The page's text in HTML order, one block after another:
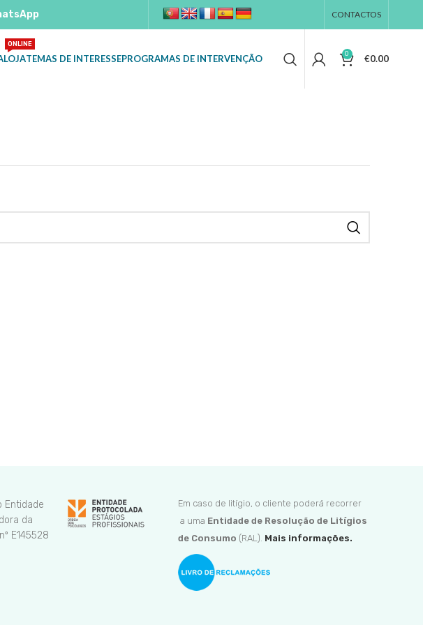
CONTACTOS
LOJA
ONLINE
TEMAS DE INTERESSEPROGRAMAS DE INTERVENÇÃO 0 €0.00
Entidade
da
E145528
Em caso de litígio, o cliente poderá recorrer
a uma Entidade de Resolução de Litígios
de Consumo (RAL). Mais informações.